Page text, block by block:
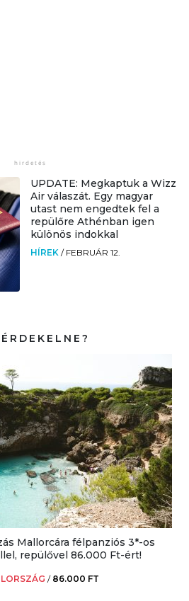
UPDATE: Megkaptuk a Wizz
Air válaszát. Egy magyar
utast nem engedtek fel a
repülőre Athénban igen
különös indokkal
HÍREK / FEBRUÁR 12.
Mallorcára félpanziós 3*-os
repülővel 86.000 Ft-ért!
/ 86.000 FT